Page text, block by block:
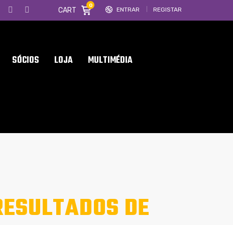
ENTRAR REGISTAR
CART
0
SÓCIOS LOJA MULTIMÉDIA
DE